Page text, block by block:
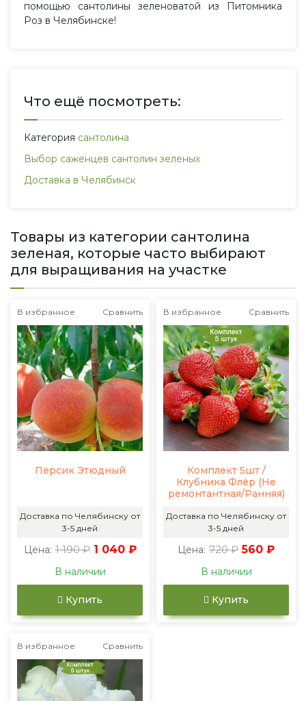
помощью сантолины зеленоватой из Питомника
Роз в Челябинске!
Что ещё посмотреть:
Категория сантолина
Выбор саженцев сантолин зеленых
Доставка в Челябинск
Товары из категории сантолина
зеленая, которые часто выбирают
для выращивания на участке
В избранное Сравнить
Персик Этюдный
Доставка по Челябинску от
3-5 дней
Цена: 1 190 ₽ 1 040 ₽
В наличии
Купить
В избранное Сравнить
Комплект 5шт /
Клубника Флёр (Не
ремонтантная/Ранняя)
Доставка по Челябинску от
3-5 дней
Цена: 720 ₽ 560 ₽
В наличии
Купить
В избранное Сравнить